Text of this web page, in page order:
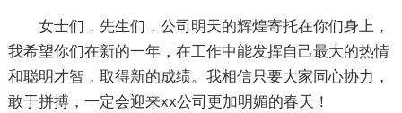
女士们，先生们，公司明天的辉煌寄托在你们身上，
我希望你们在新的一年，在工作中能发挥自己最大的热情
和聪明才智，取得新的成绩。我相信只要大家同心协力，
敢于拼搏，一定会迎来xx公司更加明媚的春天！